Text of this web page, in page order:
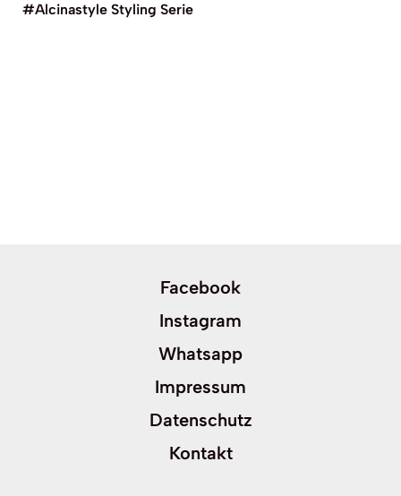
#Alcinastyle Styling Serie
Facebook
Instagram
Whatsapp
Impressum
Datenschutz
Kontakt